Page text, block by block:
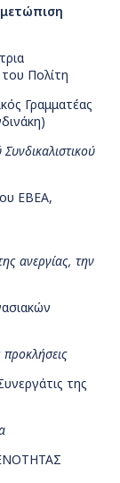
Πολίτη
Γραμματέας
ΕΒΕΑ,
ανεργίας, την
της